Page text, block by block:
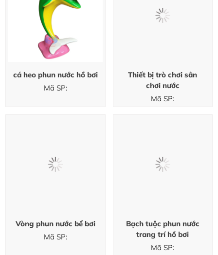
cá heo phun nước hồ bơi
Mã SP:
Thiết bị trò chơi sân
chơi nước
Mã SP:
Vòng phun nước bể bơi
Mã SP:
Bạch tuộc phun nước
trang trí hồ bơi
Mã SP: